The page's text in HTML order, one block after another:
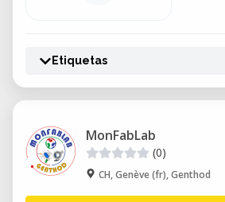
Etiquetas
MonFabLab
(0)
CH, Genève (fr), Genthod